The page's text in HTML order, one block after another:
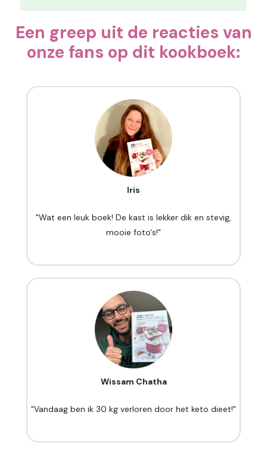
Een greep uit de reacties van
onze fans op dit kookboek:
Iris
"Wat een leuk boek! De kast is lekker dik en stevig,
mooie foto's!"
Wissam Chatha
"Vandaag ben ik 30 kg verloren door het keto dieet!"